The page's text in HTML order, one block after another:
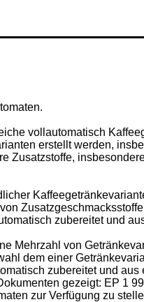
vollautomatisch
erstellt werden,
Zusatzstoffe,
zubereitet und
Mehrzahl von
dem einer
zubereitet und
gezeigt: EP 1
zur Verfügung zu